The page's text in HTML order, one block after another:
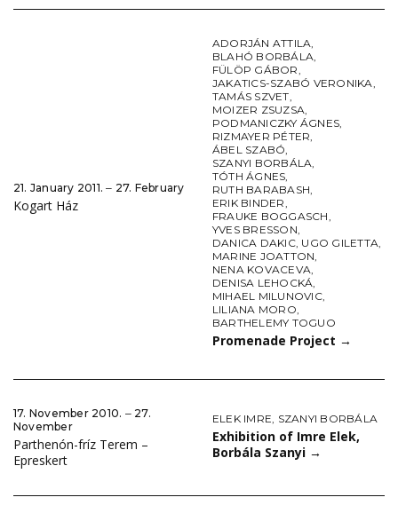
21. January 2011. ‒ 27. February
Kogart Ház
ADORJÁN ATTILA,
BLAHÓ BORBÁLA,
FÜLÖP GÁBOR,
JAKATICS-SZABÓ VERONIKA,
TAMÁS SZVET,
MOIZER ZSUZSA,
PODMANICZKY ÁGNES,
RIZMAYER PÉTER,
ÁBEL SZABÓ,
SZANYI BORBÁLA,
TÓTH ÁGNES,
RUTH BARABASH,
ERIK BINDER,
FRAUKE BOGGASCH,
YVES BRESSON,
DANICA DAKIC, UGO GILETTA,
MARINE JOATTON,
NENA KOVACEVA,
DENISA LEHOCKÁ,
MIHAEL MILUNOVIC,
LILIANA MORO,
BARTHELEMY TOGUO
Promenade Project →
17. November 2010. ‒ 27.
November
Parthenón-fríz Terem –
Epreskert
ELEK IMRE SZANYI BORBÁLA
Exhibition of Imre Elek,
Borbála Szanyi →